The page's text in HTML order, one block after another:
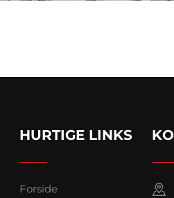
HURTIGE LINKS
Forside